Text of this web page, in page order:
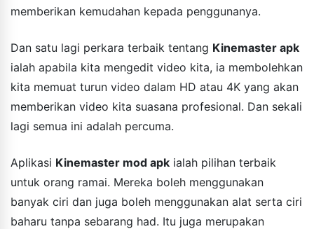
memberikan kemudahan kepada penggunanya.
Dan satu lagi perkara terbaik tentang Kinemaster apk
ialah apabila kita mengedit video kita, ia membolehkan
kita memuat turun video dalam HD atau 4K yang akan
memberikan video kita suasana profesional. Dan sekali
lagi semua ini adalah percuma.
Aplikasi Kinemaster mod apk ialah pilihan terbaik
untuk orang ramai. Mereka boleh menggunakan
banyak ciri dan juga boleh menggunakan alat serta ciri
baharu tanpa sebarang had. Itu juga merupakan